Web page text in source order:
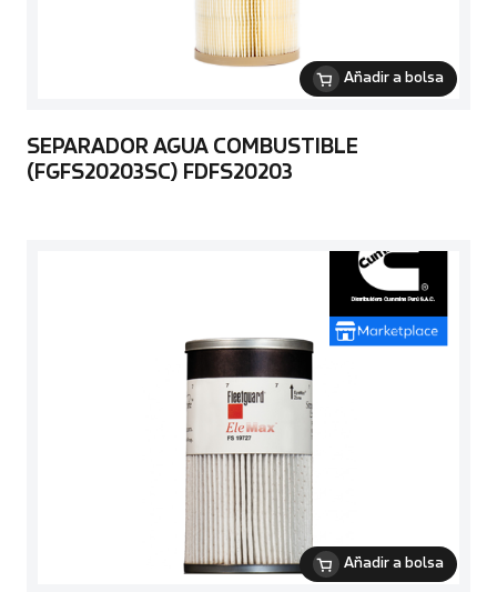
Añadir a bolsa
SEPARADOR AGUA COMBUSTIBLE
(FGFS20203SC) FDFS20203
Añadir a bolsa